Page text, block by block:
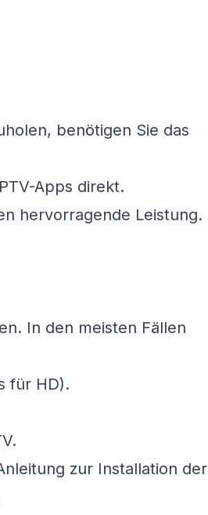
benötigen Sie das
Apps direkt.
hervorragende Leistung.
In den meisten Fällen
für HD).
.
zur Installation der